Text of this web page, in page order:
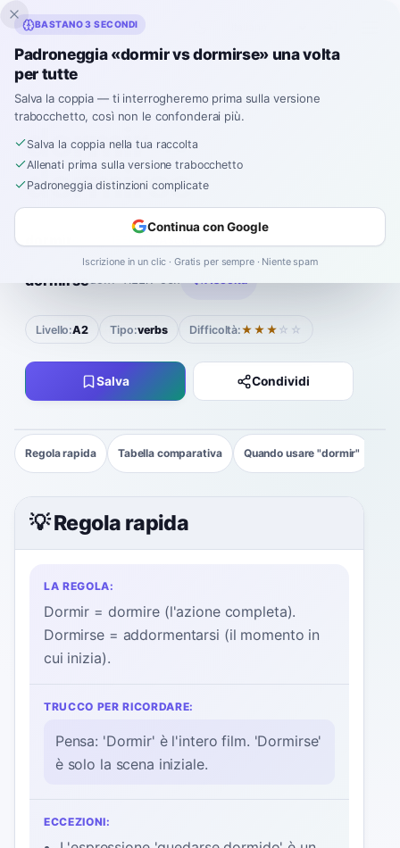
Inklingo
Spagnolo›Coppie confuse›Dormir vs Dormirse
dormir VS
dormirse
dormirse
Livello:A2 Tipo:verbs Difficoltà:★★★ ☆☆
Salva Condividi
Regola rapida Tabella comparativa Quando usare "dormir"
💡 Regola rapida
LA REGOLA:
Dormir = dormire (l'azione completa).
Dormirse = addormentarsi (il momento in
cui inizia).
TRUCCO PER RICORDARE:
Pensa: 'Dormir' è l'intero film. 'Dormirse'
è solo la scena iniziale.
ECCEZIONI:
BASTANO 3 SECONDI
Padroneggia «dormir vs dormirse» una volta
per tutte
Salva la coppia — ti interrogheremo prima sulla versione
trabocchetto, così non le confonderai più.
Salva la coppia nella tua raccolta
Allenati prima sulla versione trabocchetto
Padroneggia distinzioni complicate
Continua con Google
Iscrizione in un clic · Gratis per sempre · Niente spam